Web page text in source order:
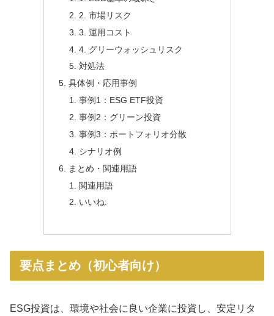
2. 市場リスク
3. 運用コスト
4. グリーウォッシュリスク
対処法
具体例・応用事例
事例1：ESG ETF投資
事例2：グリーン投資
事例3：ポートフォリオ分散
シナリオ例
まとめ・関連用語
関連用語
いいね:
要点まとめ（初心者向け）
ESG投資は、環境や社会に良い企業に投資し、安定リタ